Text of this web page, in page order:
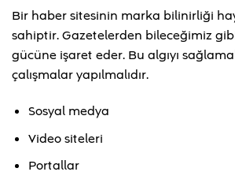
Bir haber sitesinin marka bilinirliği
sahiptir. Gazetelerden bileceğimiz
gücüne işaret eder. Bu algıyı
çalışmalar yapılmalıdır.
Sosyal medya
Video siteleri
Portallar